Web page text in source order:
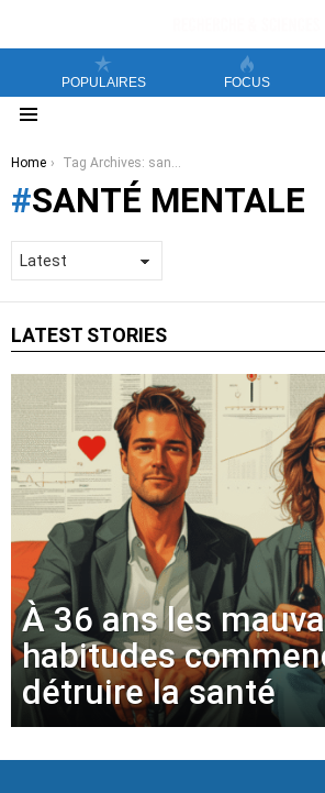
POPULAIRES FOCUS
You are here:
Home Tag Archives: santé mentale
SANTÉ MENTALE
LATEST STORIES
À 36 ans les
habitudes
détruire la santé